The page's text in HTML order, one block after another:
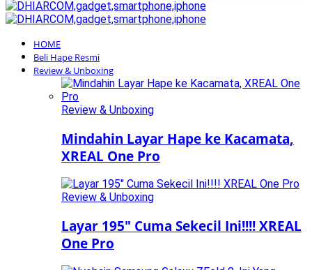
HOME
Beli Hape Resmi
Review & Unboxing
Review & Unboxing
Mindahin Layar Hape ke Kacamata,
XREAL One Pro
Review & Unboxing
Layar 195″ Cuma Sekecil Ini!!!! XREAL
One Pro